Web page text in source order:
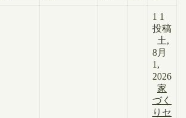
1 1
投稿
土,
8月
1,
2026
家
づく
りセ